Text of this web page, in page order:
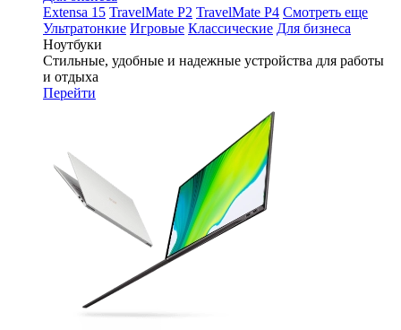
Extensa 15 TravelMate P2 TravelMate P4 Смотреть еще
Ультратонкие Игровые Классические Для бизнеса
Ноутбуки
Стильные, удобные и надежные устройства для работы
и отдыха
Перейти